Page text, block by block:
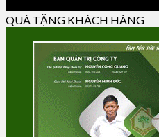
QUÀ TẶNG KHÁCH HÀNG